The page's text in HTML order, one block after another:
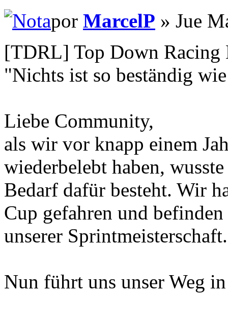
por MarcelP » Jue
[TDRL] Top Down Racing
"Nichts ist so beständig
Liebe Community,
als wir vor knapp einem
wiederbelebt haben,
Bedarf dafür besteht. Wir
Cup gefahren und
unserer
Nun führt uns unser Weg